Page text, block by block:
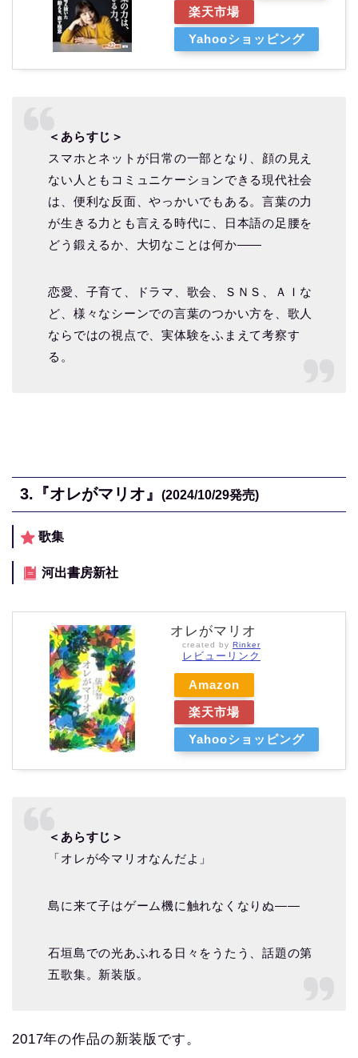
楽天市場
Yahooショッピング
＜あらすじ＞
スマホとネットが日常の一部となり、顔の見え
ない人ともコミュニケーションできる現代社会
は、便利な反面、やっかいでもある。言葉の力
が生きる力とも言える時代に、日本語の足腰を
どう鍛えるか、大切なことは何か――
恋愛、子育て、ドラマ、歌会、ＳＮＳ、ＡＩな
ど、様々なシーンでの言葉のつかい方を、歌人
ならではの視点で、実体験をふまえて考察す
る。
3. 『オレがマリオ』 (2024/10/29発売)
歌集
河出書房新社
オレがマリオ
created by Rinker
レビューリンク
Amazon
楽天市場
Yahooショッピング
＜あらすじ＞
「オレが今マリオなんだよ」
島に来て子はゲーム機に触れなくなりぬ――
石垣島での光あふれる日々をうたう、話題の第
五歌集。新装版。
2017年の作品の新装版です。